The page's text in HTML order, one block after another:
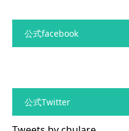
公式facebook
公式Twitter